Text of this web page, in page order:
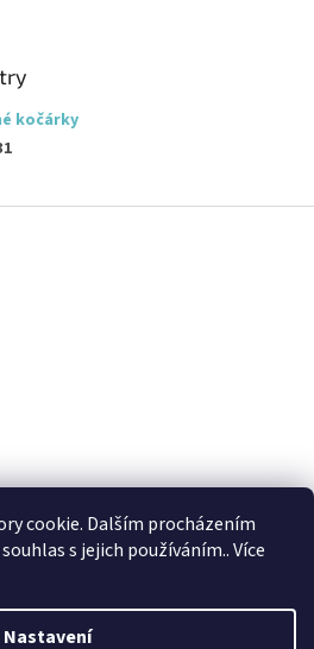
cookie. Dalším procházením
s jejich používáním.. Více
Nastavení
kočárky
Vytvořil Shoptet